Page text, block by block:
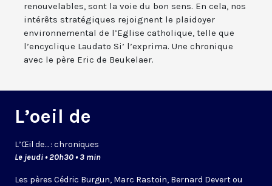
renouvelables, sont la voie du bon sens. En cela, nos
intérêts stratégiques rejoignent le plaidoyer
environnemental de l’Eglise catholique, telle que
l’encyclique Laudato Si’ l’exprima. Une chronique
avec le père Eric de Beukelaer.
L’oeil de
L’Œil de… : chroniques
Le jeudi • 20h30 • 3 min
Les pères Cédric Burgun, Marc Rastoin, Bernard Devert ou